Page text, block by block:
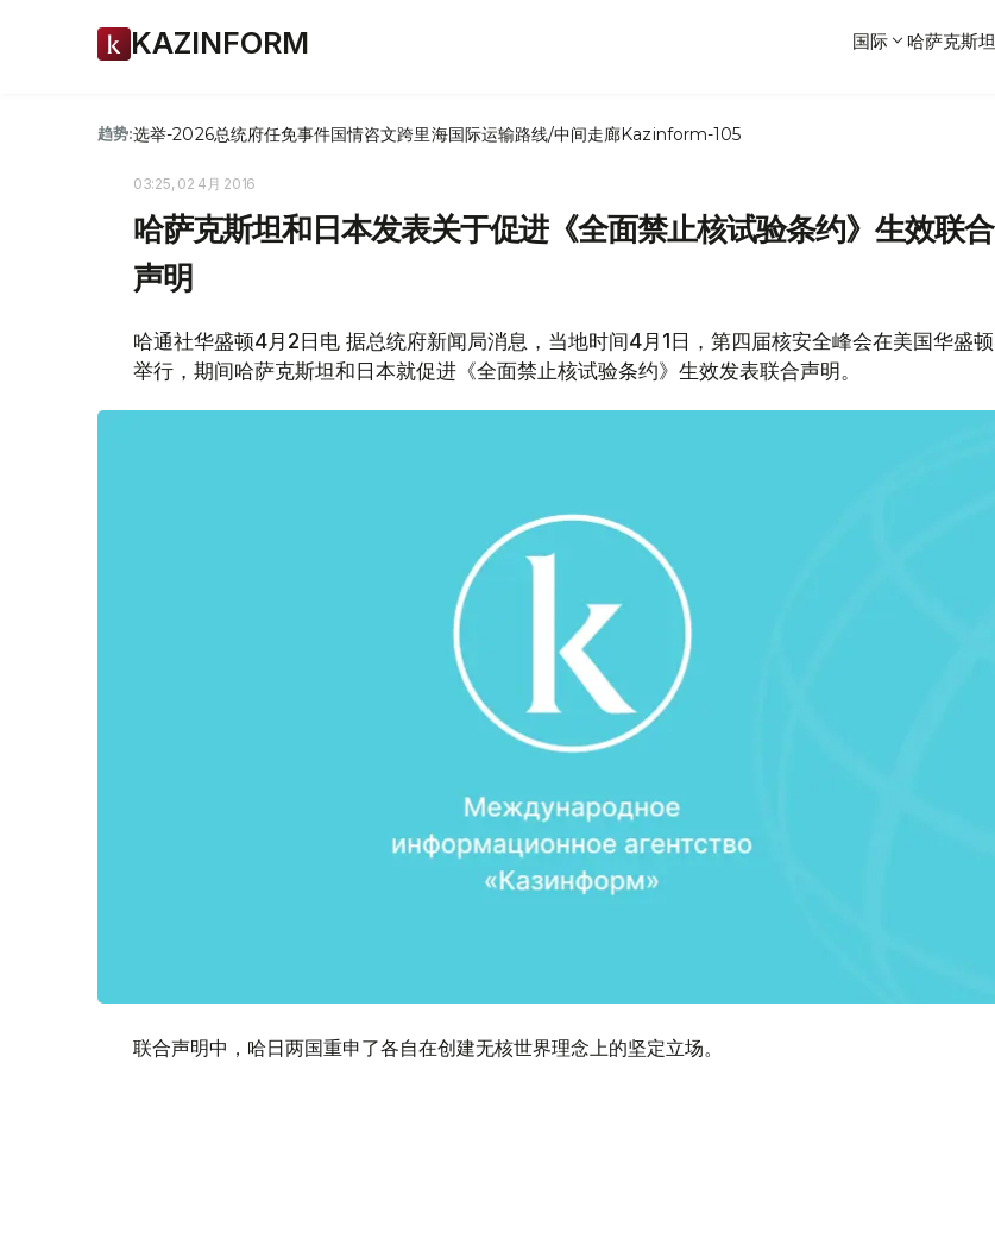
KAZINFORM 国际 哈萨克斯坦
趋势:选举-2026总统府任免事件国情咨文跨里海国际运输路线/中间走廊Kazinform-105
03:25, 02 4月 2016
哈萨克斯坦和日本发表关于促进《全面禁止核试验条约》生效联合
声明
哈通社华盛顿4月2日电 据总统府新闻局消息，当地时间4月1日，第四届核安全峰会在美国华盛顿
举行，期间哈萨克斯坦和日本就促进《全面禁止核试验条约》生效发表联合声明。
联合声明中，哈日两国重申了各自在创建无核世界理念上的坚定立场。